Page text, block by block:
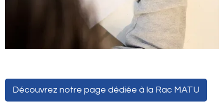
Découvrez notre page dédiée à la Rac MATU